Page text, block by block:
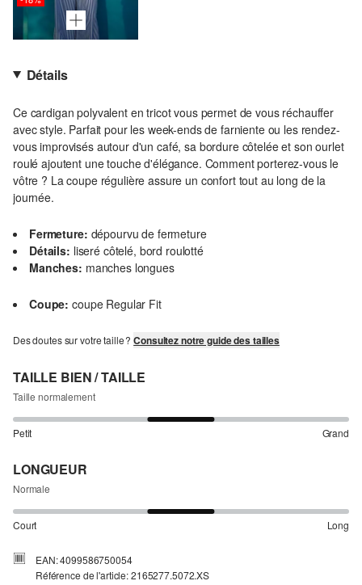
Détails
Ce cardigan polyvalent en tricot vous permet de vous réchauffer
avec style. Parfait pour les week-ends de farniente ou les rendez-
vous improvisés autour d'un café, sa bordure côtelée et son ourlet
roulé ajoutent une touche d'élégance. Comment porterez-vous le
vôtre ? La coupe régulière assure un confort tout au long de la
journée.
Fermeture: dépourvu de fermeture
Détails: liseré côtelé, bord roulotté
Manches: manches longues
Coupe: coupe Regular Fit
Des doutes sur votre taille ?Consultez notre guide des tailles
TAILLE BIEN / TAILLE
Taille normalement
Petit Grand
LONGUEUR
Normale
Court Long
EAN: 4099586750054
Référence de l'article: 2165277.5072.XS